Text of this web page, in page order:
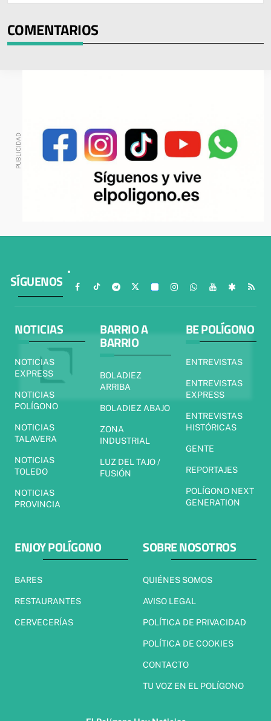
COMENTARIOS
SÍGUENOS
NOTICIAS
NOTICIAS
EXPRESS
NOTICIAS
POLÍGONO
NOTICIAS
TALAVERA
NOTICIAS
TOLEDO
NOTICIAS
PROVINCIA
BARRIO A
BARRIO
BOLADIEZ
ARRIBA
BOLADIEZ ABAJO
ZONA
INDUSTRIAL
LUZ DEL TAJO /
FUSIÓN
BE POLÍGONO
ENTREVISTAS
ENTREVISTAS
EXPRESS
ENTREVISTAS
HISTÓRICAS
GENTE
REPORTAJES
POLÍGONO NEXT
GENERATION
ENJOY POLÍGONO
BARES
RESTAURANTES
CERVECERÍAS
SOBRE NOSOTROS
QUIÉNES SOMOS
AVISO LEGAL
POLÍTICA DE PRIVACIDAD
POLÍTICA DE COOKIES
CONTACTO
TU VOZ EN EL POLÍGONO